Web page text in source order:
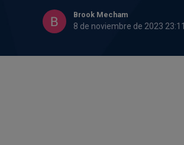
Brook Mecham
8 de noviembre de 2023 23:11